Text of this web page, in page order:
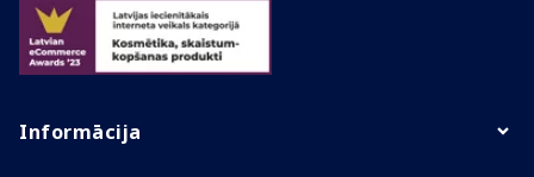
Informācija